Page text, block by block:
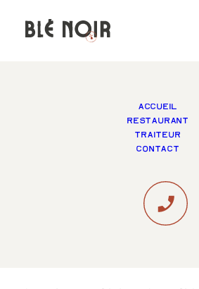
ACCUEIL
RESTAURANT
TRAITEUR
CONTACT
POLITIQUE